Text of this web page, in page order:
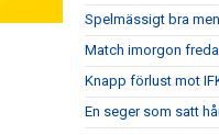
Spelmässigt bra
Match imorgon
Knapp förlust mot
En seger som satt